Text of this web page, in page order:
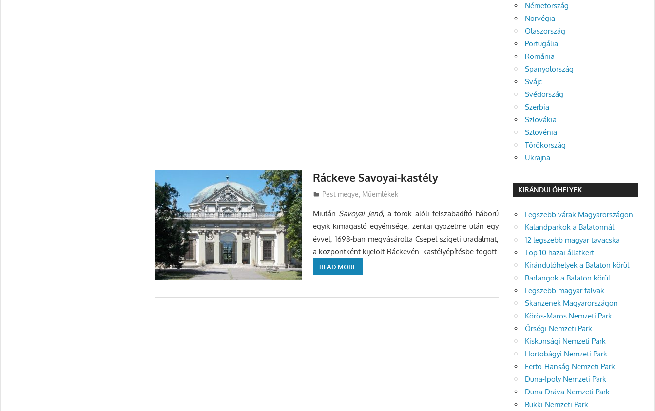
Ráckeve Savoyai-kastély
Utazasok.org
Pest megye, Műemlékek
Miután Savoyai Jenő, a török alóli felszabadító háború
egyik kimagasló egyénisége, zentai győzelme után egy
évvel, 1698-ban megvásárolta Csepel szigeti uradalmat,
a központként kijelölt Ráckevén kastélyépítésbe fogott.
READ MORE
Németország
Norvégia
Olaszország
Portugália
Románia
Spanyolország
Svájc
Svédország
Szerbia
Szlovákia
Szlovénia
Törökország
Ukrajna
KIRÁNDULÓHELYEK
Legszebb várak Magyarországon
Kalandparkok a Balatonnál
12 legszebb magyar tavacska
Top 10 hazai állatkert
Kirándulóhelyek a Balaton körül
Barlangok a Balaton körül
Legszebb magyar falvak
Skanzenek Magyarországon
Körös-Maros Nemzeti Park
Őrségi Nemzeti Park
Kiskunsági Nemzeti Park
Hortobágyi Nemzeti Park
Fertő-Hanság Nemzeti Park
Duna-Ipoly Nemzeti Park
Duna-Dráva Nemzeti Park
Bükki Nemzeti Park